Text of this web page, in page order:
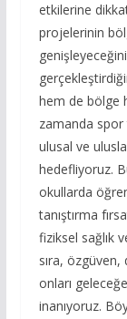
etkilerine
projelerinin
genişleyeceğini
hem de bölge
zamanda spor
ulusal ve
hedefliyoruz.
okullarda
tanıştırma
fiziksel sağlık
sıra,
onları
inanıyoruz.